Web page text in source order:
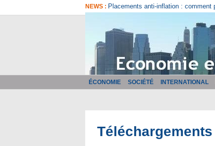
NEWS : Placements anti-inflation : comment
ÉCONOMIE SOCIÉTÉ INTERNATIONAL
Téléchargements